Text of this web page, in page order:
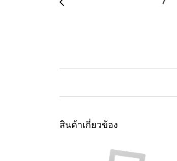
สินค้าเกี่ยวข้อง